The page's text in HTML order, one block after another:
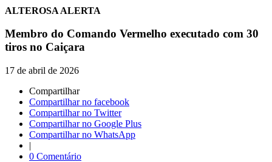
ALTEROSA ALERTA
Membro do Comando Vermelho executado com 30
tiros no Caiçara
17 de abril de 2026
Compartilhar
Compartilhar no facebook
Compartilhar no Twitter
Compartilhar no Google Plus
Compartilhar no WhatsApp
|
0 Comentário